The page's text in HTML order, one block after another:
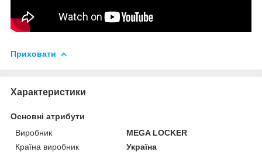
Приховати
Характеристики
Основні атрибути
Виробник
MEGA LOCKER
Країна виробник
Україна